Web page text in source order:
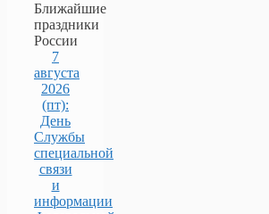
Ближайшие
праздники
России
7
августа
2026
(пт):
День
Службы
специальной
связи
и
информации